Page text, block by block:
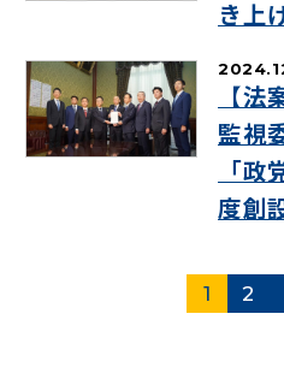
き上
【
監視
「
度創
1 2